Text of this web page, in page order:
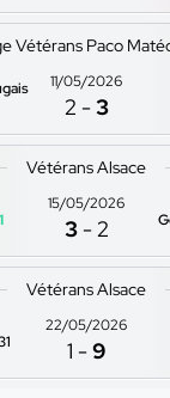
Vétérans Paco
11/05/2026
2 -3
Vétérans Alsace
15/05/2026
3 -2
Vétérans Alsace
22/05/2026
1 -9